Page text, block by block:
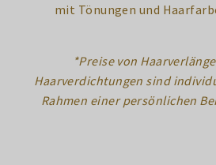
mit Tönungen und
*Preise von
Haarverdichtungen sind
Rahmen einer persönlichen